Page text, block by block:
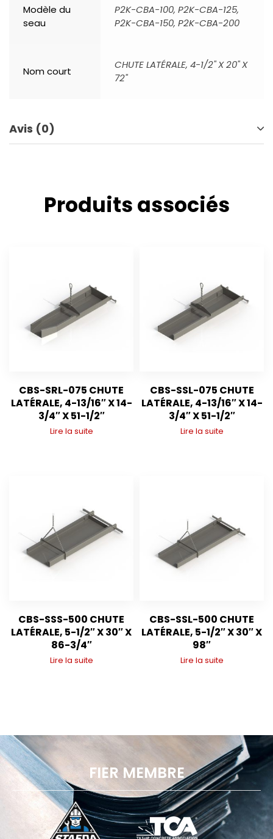
Modèle du
seau
P2K-CBA-100, P2K-CBA-125,
P2K-CBA-150, P2K-CBA-200
Nom court
CHUTE LATÉRALE, 4-1/2" X 20" X
72"
Avis (0)
Produits associés
CBS-SRL-075 CHUTE
LATÉRALE, 4-13/16″ X 14-
3/4″ X 51-1/2″
Lire la suite
CBS-SSL-075 CHUTE
LATÉRALE, 4-13/16″ X 14-
3/4″ X 51-1/2″
Lire la suite
CBS-SSS-500 CHUTE
LATÉRALE, 5-1/2″ X 30″ X
86-3/4″
Lire la suite
CBS-SSL-500 CHUTE
LATÉRALE, 5-1/2″ X 30″ X
98″
Lire la suite
FIER MEMBRE